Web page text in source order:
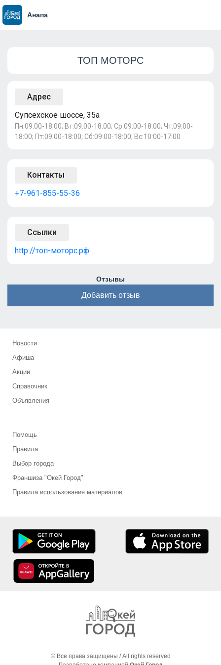
Анапа
ТОП МОТОРС
Адрес
Супсехское шоссе, 35а
Пн:09:00-18:00; Вт:09:00-18:00; Ср:09:00-18:00; Чт:09:00-
18:00; Пт:09:00-18:00; Сб:09:00-18:00; Вс:10:00-17:00
Контакты
+7-961-855-55-36
Ссылки
http://топ-моторс.рф
Отзывы
Добавить отзыв
Новости
Афиша
Акции
Справочник
Объявления
Помощь
Правила
Выбор города
Франшиза "Окей Город"
Правила использования материалов
© Все права защищены / All rights reserved